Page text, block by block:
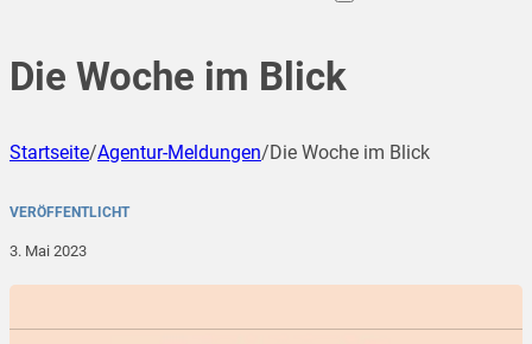
Die Woche im Blick
Startseite/Agentur-Meldungen/Die Woche im Blick
VERÖFFENTLICHT
3. Mai 2023